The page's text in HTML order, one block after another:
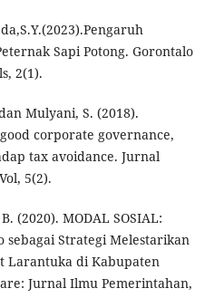
Sapi Potong. Gorontalo
2(1).
Mulyani, S. (2018).
corporate governance,
tax avoidance. Jurnal
5(2).
(2020). MODAL SOSIAL:
sebagai Strategi Melestarikan
Larantuka di Kabupaten
Jurnal Ilmu Pemerintahan,